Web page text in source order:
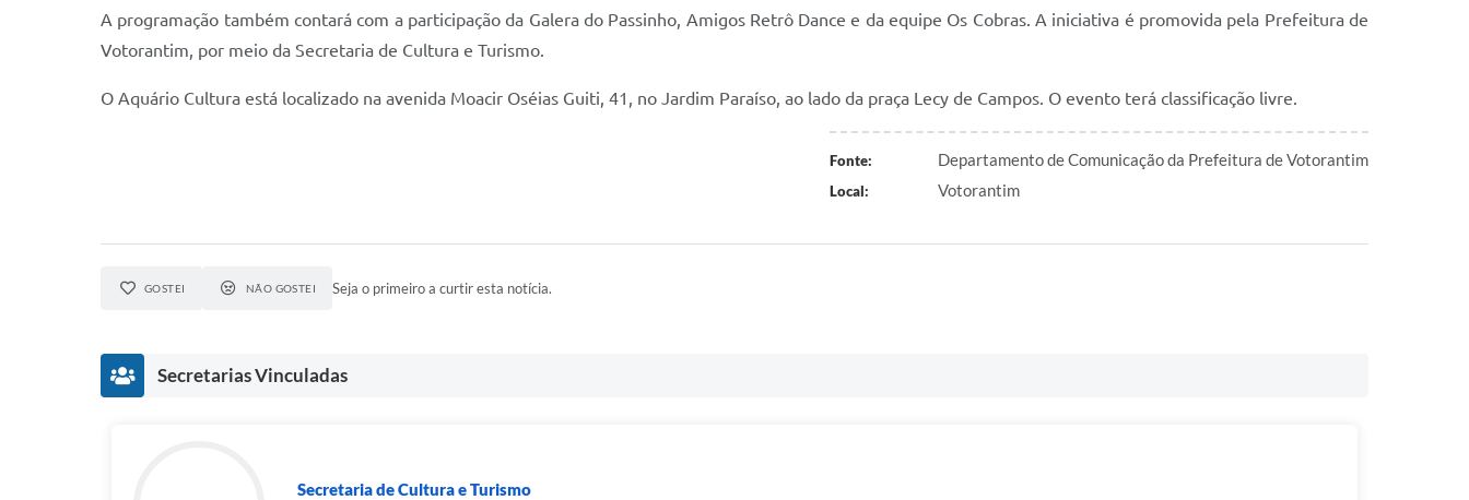
A programação também contará com a participação da Galera do Passinho, Amigos Retrô Dance e da equipe Os Cobras. A iniciativa é promovida pela Prefeitura de
Votorantim, por meio da Secretaria de Cultura e Turismo.
O Aquário Cultura está localizado na avenida Moacir Oséias Guiti, 41, no Jardim Paraíso, ao lado da praça Lecy de Campos. O evento terá classificação livre.
Fonte: Departamento de Comunicação da Prefeitura de Votorantim
Local: Votorantim
GOSTEI NÃO GOSTEI Seja o primeiro a curtir esta notícia.
Secretarias Vinculadas
Secretaria de Cultura e Turismo